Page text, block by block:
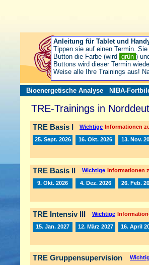
Bioenergetische Analyse NIBA-
TRE-Trainings in
TRE Basis I Wichtige Informationen
25. Sept. 2026 16. Okt. 2026 13. Nov.
TRE Basis II Wichtige Informationen
9. Okt. 2026 4. Dez. 2026 26. Feb.
TRE Intensiv III Wichtige
15. Jan. 2027 12. März 2027 16. April
TRE Gruppensupervision
Anleitung für Tablet und
Tippen sie auf einen Termin. Sie
Button die Farbe (wird grün )
Buttons wird dieser Termin
Weise alle Ihre Trainings aus!